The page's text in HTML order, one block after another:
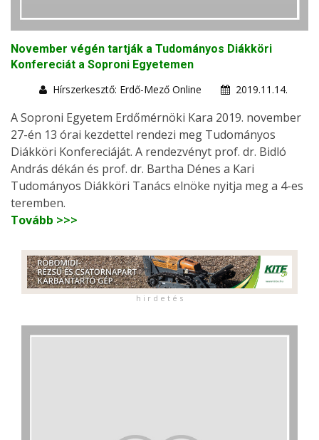
November végén tartják a Tudományos Diákköri
Konfereciát a Soproni Egyetemen
Hírszerkesztő: Erdő-Mező Online
2019.11.14.
A Soproni Egyetem Erdőmérnöki Kara 2019. november
27-én 13 órai kezdettel rendezi meg Tudományos
Diákköri Konfereciáját. A rendezvényt prof. dr. Bidló
András dékán és prof. dr. Bartha Dénes a Kari
Tudományos Diákköri Tanács elnöke nyitja meg a 4-es
teremben.
Tovább >>>
h i r d e t é s